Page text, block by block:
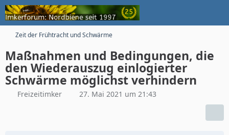
Zeit der Frühtracht und Schwärme
Maßnahmen und Bedingungen, die
den Wiederauszug einlogierter
Schwärme möglichst verhindern
Freizeitimker 27. Mai 2021 um 21:43